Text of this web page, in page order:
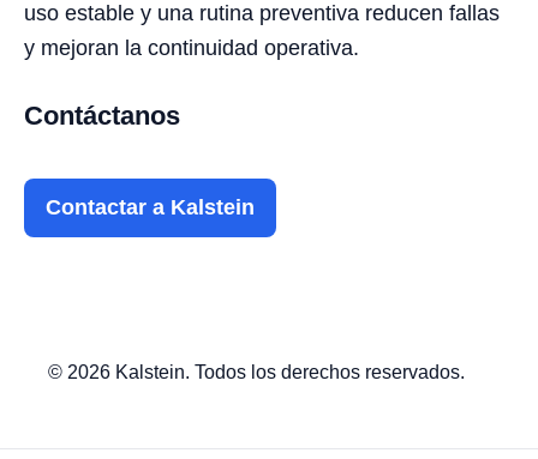
uso estable y una rutina preventiva reducen fallas
y mejoran la continuidad operativa.
Contáctanos
Contactar a Kalstein
© 2026 Kalstein. Todos los derechos reservados.